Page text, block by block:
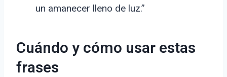
un amanecer lleno de luz.”
Cuándo y cómo usar estas
frases